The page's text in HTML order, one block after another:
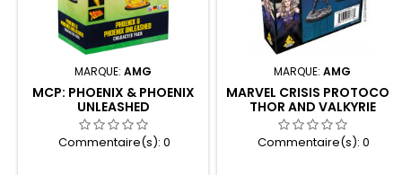
MARQUE: AMG
MCP: PHOENIX & PHOENIX
UNLEASHED
Commentaire(s): 0
MARQUE: AMG
MARVEL CRISIS PROTOCOL:
THOR AND VALKYRIE
Commentaire(s): 0